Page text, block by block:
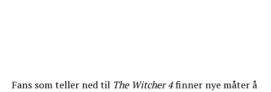
Fans som teller ned til The Witcher 4finner nye måter å